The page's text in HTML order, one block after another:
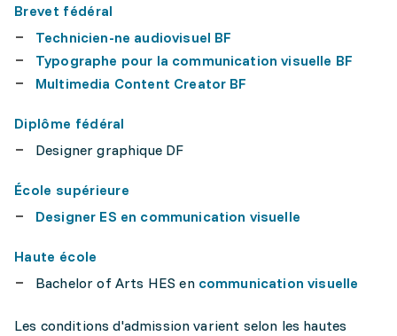
Brevet fédéral
Technicien-ne audiovisuel BF
Typographe pour la communication visuelle BF
Multimedia Content Creator BF
Diplôme fédéral
Designer graphique DF
École supérieure
Designer ES en communication visuelle
Haute école
Bachelor of Arts HES en communication visuelle
Les conditions d'admission varient selon les hautes